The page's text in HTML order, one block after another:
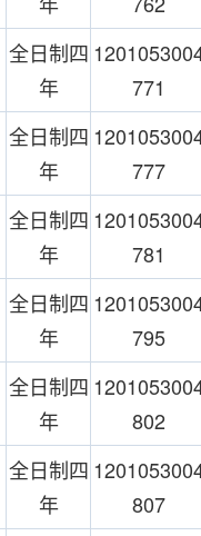
全日制四
年
771
全日制四
年
777
全日制四
年
781
全日制四
年
795
全日制四
年
802
全日制四
年
807